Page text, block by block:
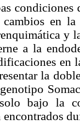
condiciones
en
y
a la
en
la
bajo la